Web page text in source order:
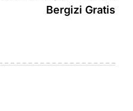
Bergizi Gratis